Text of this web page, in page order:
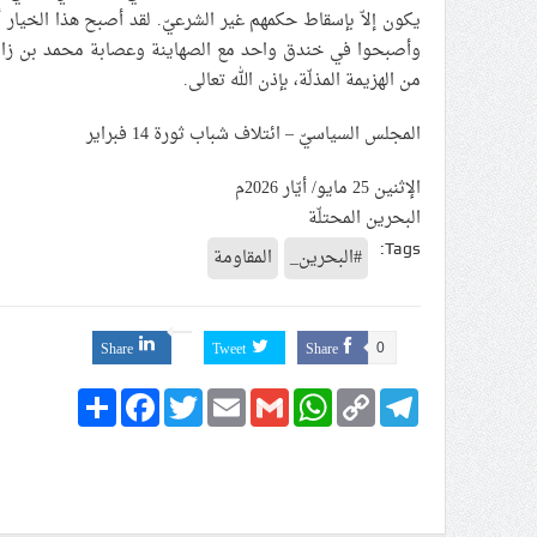
يكون إلاّ بإسقاط حكمهم غير الشرعيّ. لقد أصبح هذا
وأصبحوا في خندق واحد مع الصهاينة وعصابة محمد بن
من الهزيمة المذلّة، بإذن الله تعالى.
المجلس السياسيّ – ائتلاف شباب ثورة 14 فبراير
الإثنين 25 مايو/ أيّار 2026م
البحرين المحتلّة
Tags: #البحرين_ المقاومة
Share 0
Tweet
Share
Share
FacebookTwitterEmailGmail
WhatsApp Copy
Link
Telegram